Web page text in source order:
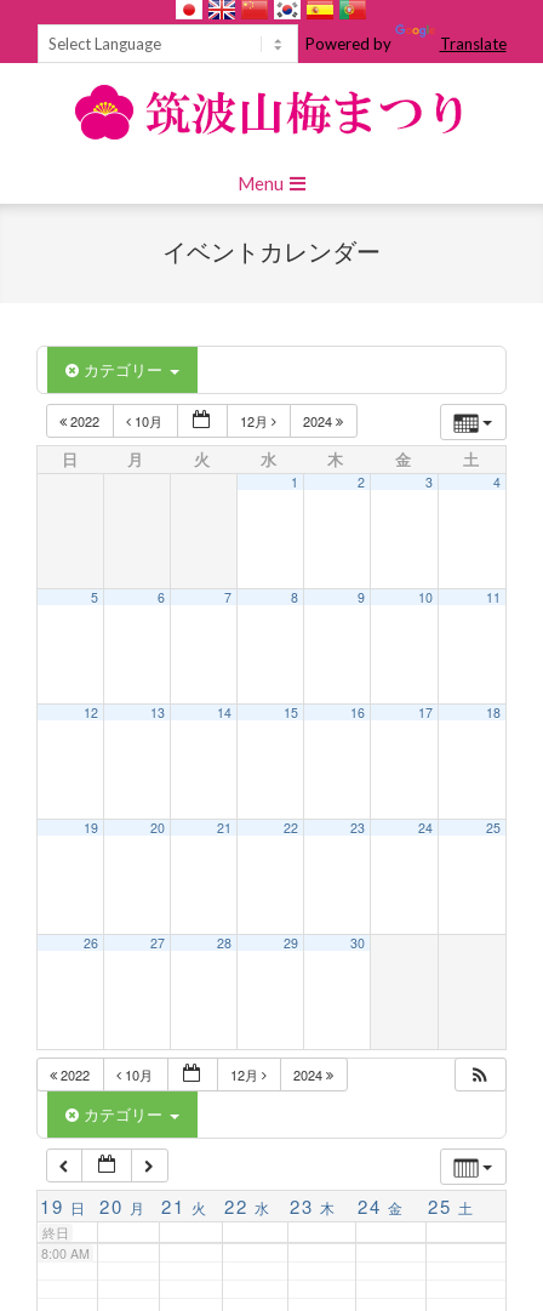
Powered by Translate
Navigation
Menu
イベントカレンダー
カテゴリー
2022 10月 12月 2024
日 月 火 水 木 金 土
1 2 3 4
5 6 7 8 9 10 11
12 13 14 15 16 17 18
19 20 21 22 23 24 25
26 27 28 29 30
2022 10月 12月 2024
カテゴリー
19 日 20 月 21 火 22 水 23 木 24 金 25 土
終日
2:00 AM
6:00 AM
7:00 AM
8:00 AM